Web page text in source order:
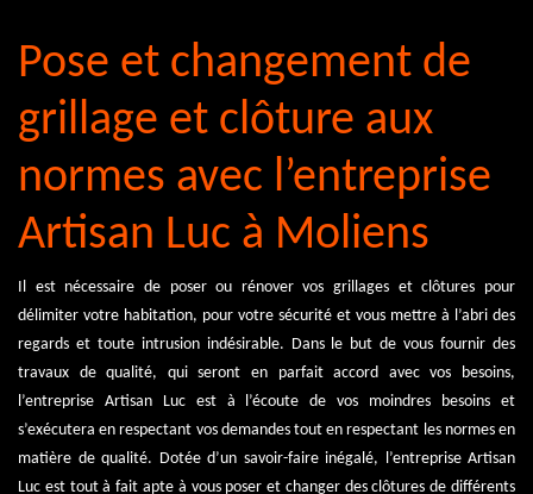
Pose et changement de
grillage et clôture aux
normes avec l’entreprise
Artisan Luc à Moliens
Il est nécessaire de poser ou rénover vos grillages et clôtures pour
délimiter votre habitation, pour votre sécurité et vous mettre à l’abri des
regards et toute intrusion indésirable. Dans le but de vous fournir des
travaux de qualité, qui seront en parfait accord avec vos besoins,
l’entreprise Artisan Luc est à l’écoute de vos moindres besoins et
s’exécutera en respectant vos demandes tout en respectant les normes en
matière de qualité. Dotée d’un savoir-faire inégalé, l’entreprise Artisan
Luc est tout à fait apte à vous poser et changer des clôtures de différents